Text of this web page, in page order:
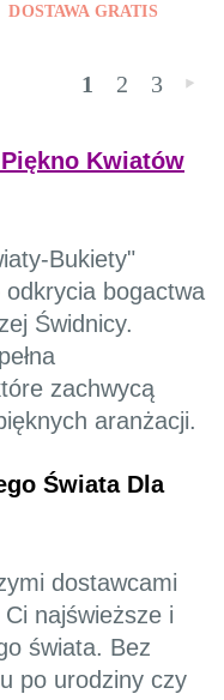
DOSTAWA GRATIS
1 2 3 »
Kwiatów
Bukiety"
bogactwa
Świdnicy.
zachwycą
aranżacji.
Świata Dla
dostawcami
najświeższe i
świata. Bez
po urodziny czy